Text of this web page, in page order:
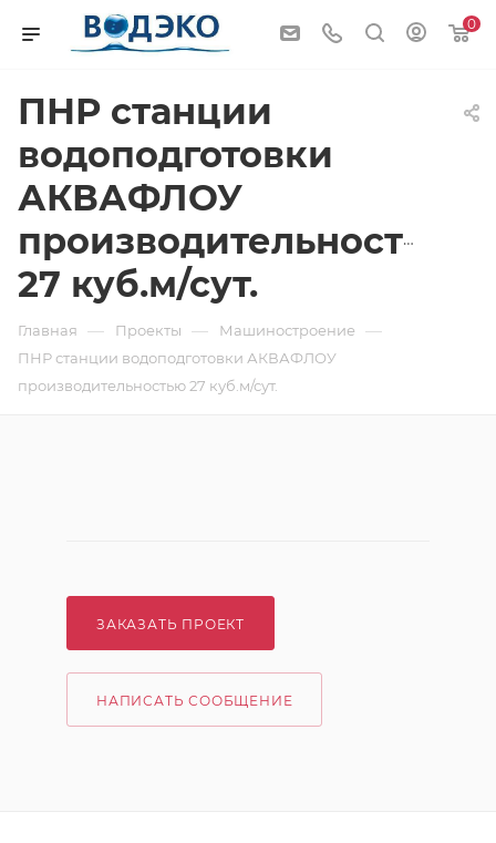
0
ПНР станции
водоподготовки
АКВАФЛОУ
производительностью
27 куб.м/сут.
Главная — Проекты — Машиностроение —
ПНР станции водоподготовки АКВАФЛОУ
производительностью 27 куб.м/сут.
ЗАКАЗАТЬ ПРОЕКТ
НАПИСАТЬ СООБЩЕНИЕ